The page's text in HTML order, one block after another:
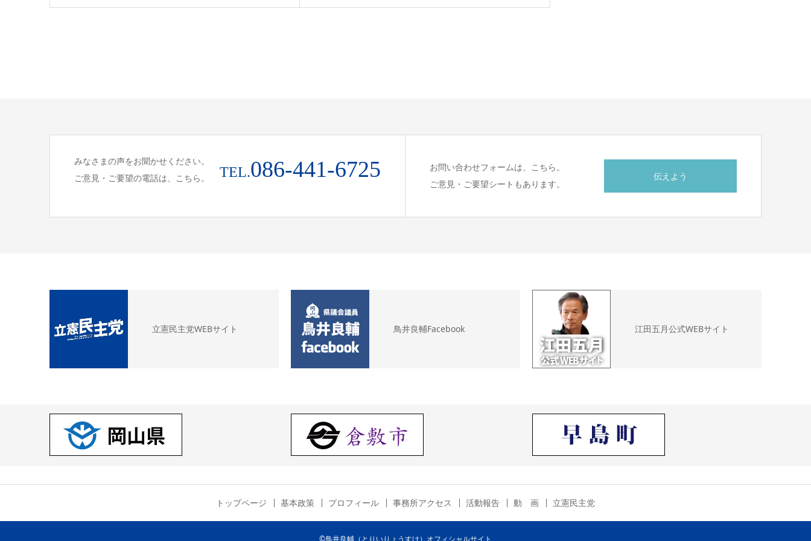
みなさまの声をお聞かせください。
ご意見・ご要望の電話は、こちら。
TEL.086-441-6725
お問い合わせフォームは、こちら。
ご意見・ご要望シートもあります。
伝えよう
立憲民主党WEBサイト 鳥井良輔Facebook 江田五月公式WEBサイト
トップページ 基本政策 プロフィール 事務所アクセス 活動報告 動 画 立憲民主党
©鳥井良輔（とりいりょうすけ）オフィシャルサイト